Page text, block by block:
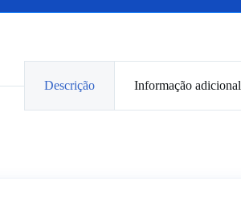
Descrição Informação adicional